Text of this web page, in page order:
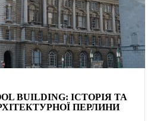
BUILDING: ІСТОРІЯ ТА
ПЕРЛИНИ